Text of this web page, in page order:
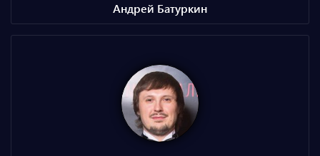
Андрей Батуркин